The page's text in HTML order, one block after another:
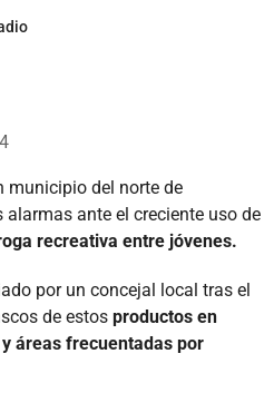
municipio del norte de
ante el creciente uso de
recreativa entre jóvenes.
por un concejal local tras el
de estos productos en
áreas frecuentadas por